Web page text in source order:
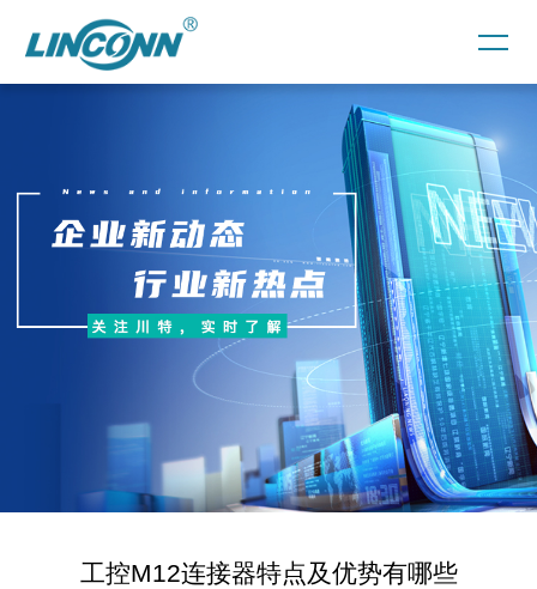
工控M12连接器特点及优势有哪些